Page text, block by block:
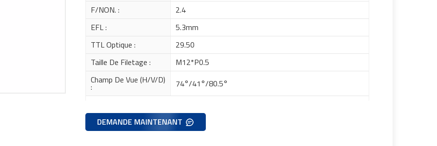
F/NON. :
2.4
EFL :
5.3mm
TTL Optique :
29.50
Taille De Filetage :
M12*P0.5
Champ De Vue (H/V/D)
: 74°/41°/80.5°
DEMANDE MAINTENANT